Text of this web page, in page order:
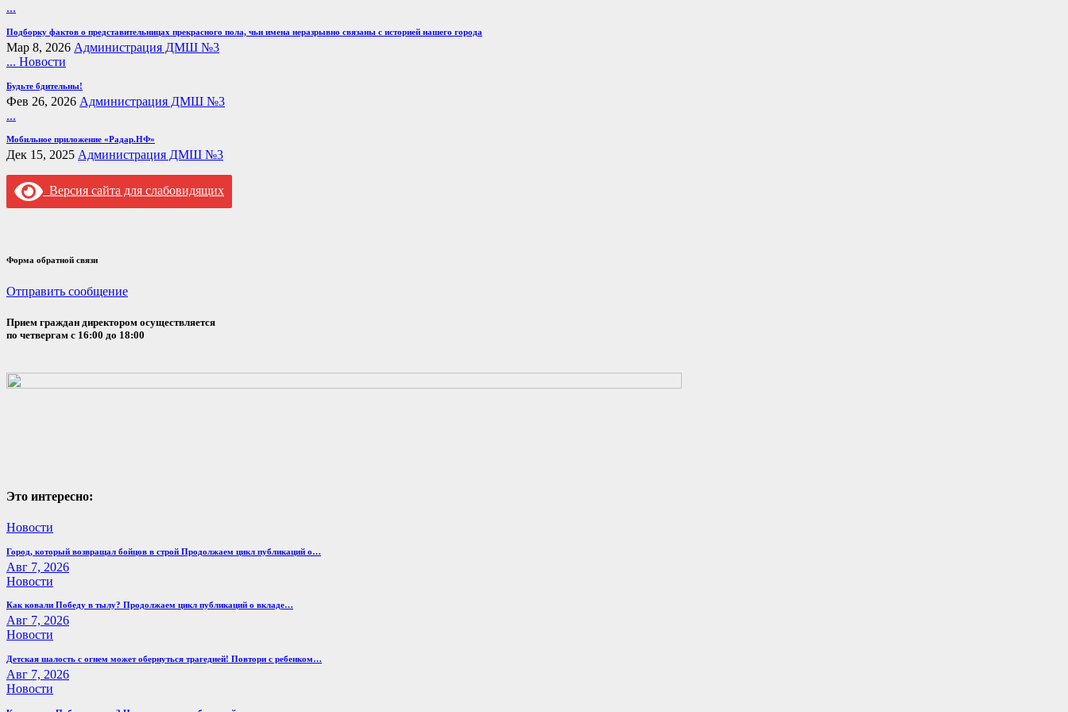
...
Подборку фактов о представительницах прекрасного пола, чьи имена неразрывно связаны с историей нашего города
Мар 8, 2026 Администрация ДМШ №3
... Новости
Будьте бдительны!
Фев 26, 2026 Администрация ДМШ №3
...
Мобильное приложение «Радар.НФ»
Дек 15, 2025 Администрация ДМШ №3
Версия сайта для слабовидящих
Форма обратной связи
Отправить сообщение
Прием граждан директором осуществляется
по четвергам с 16:00 до 18:00
Это интересно:
Новости
Город, который возвращал бойцов в строй Продолжаем цикл публикаций о…
Авг 7, 2026
Новости
Как ковали Победу в тылу? Продолжаем цикл публикаций о вкладе…
Авг 7, 2026
Новости
Детская шалость с огнем может обернуться трагедией! Повтори с ребенком…
Авг 7, 2026
Новости